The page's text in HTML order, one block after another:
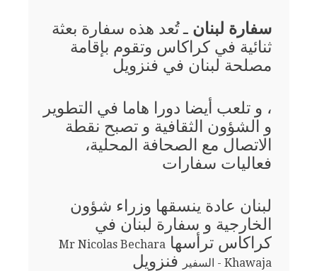
سفارة لبنان ـ تُعد هذه سفارة بعثة
ثنائية في كراكاس وتقوم بإقامة
مصلحة لبنان في فنزويل
، و تلعب أيضا دورا هاما في التطوير
و الشؤون الثقافية و تصبح نقطة
الاتصال مع الصحافة المحلية،
فعاليات سفارات
لبنان عادة ينسقها وزراء شؤون
الخارجية و سفارة لبنان في
كراكاس ترأسها Mr Nicolas Bechara
Khawaja - السفير
فنزويل